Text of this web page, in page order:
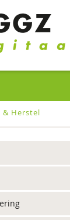
& Herstel